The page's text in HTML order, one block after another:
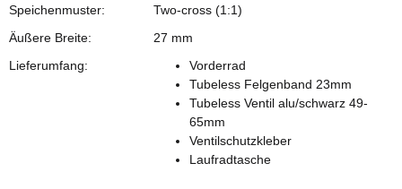
Speichenmuster:
Two-cross (1:1)
Äußere Breite:
27 mm
Lieferumfang:
Vorderrad
Tubeless Felgenband 23mm
Tubeless Ventil alu/schwarz 49-
65mm
Ventilschutzkleber
Laufradtasche